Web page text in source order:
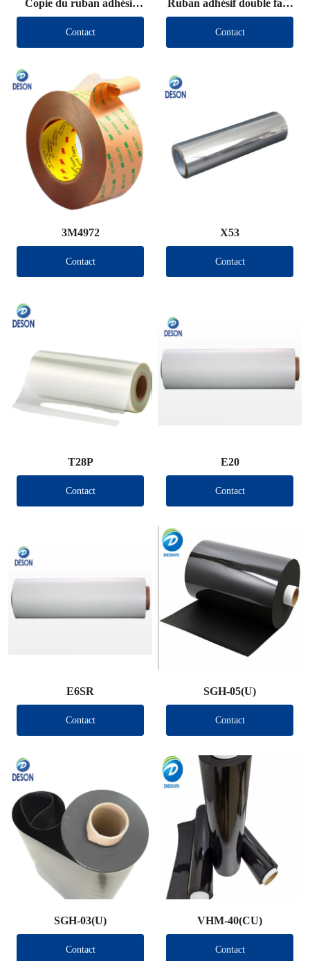
Copie du ruban adhésif
double face VHB (autre
marque)
Contact
Ruban adhésif double face
VHB (autre marque)
Contact
3M4972
Contact
X53
Contact
T28P
Contact
E20
Contact
E6SR
Contact
SGH-05(U)
Contact
SGH-03(U)
Contact
VHM-40(CU)
Contact